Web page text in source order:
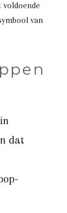
voldoende
van
dat